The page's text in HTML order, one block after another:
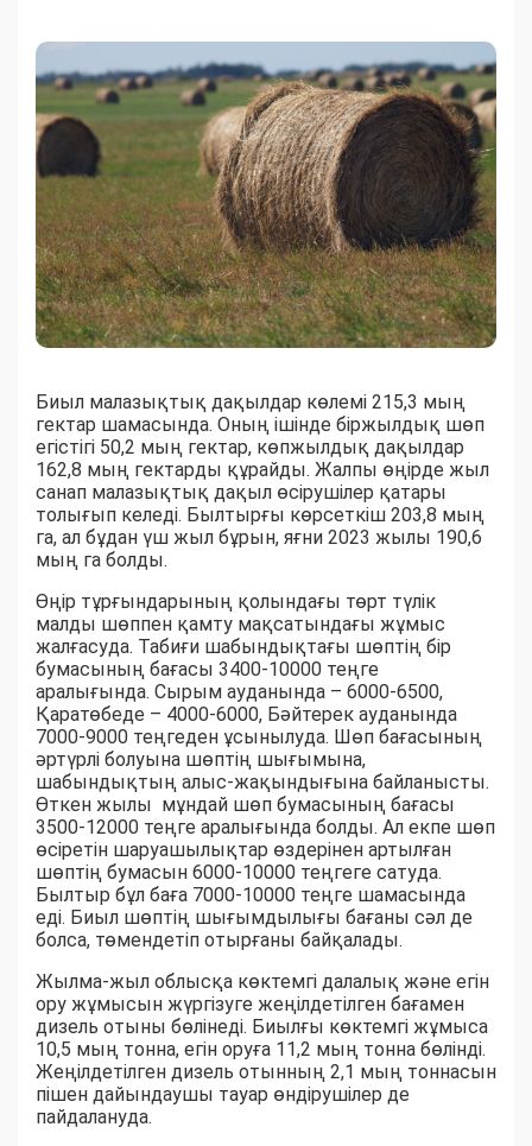
Биыл малазықтық дақылдар көлемі 215,3 мың
гектар шамасында. Оның ішінде біржылдық шөп
егістігі 50,2 мың гектар, көпжылдық дақылдар
162,8 мың гектарды құрайды. Жалпы өңірде жыл
санап малазықтық дақыл өсірушілер қатары
толығып келеді. Былтырғы көрсеткіш 203,8 мың
га, ал бұдан үш жыл бұрын, яғни 2023 жылы 190,6
мың га болды.
Өңір тұрғындарының қолындағы төрт түлік
малды шөппен қамту мақсатындағы жұмыс
жалғасуда. Табиғи шабындықтағы шөптің бір
бумасының бағасы 3400-10000 теңге
аралығында. Сырым ауданында – 6000-6500,
Қаратөбеде – 4000-6000, Бәйтерек ауданында
7000-9000 теңгеден ұсынылуда. Шөп бағасының
әртүрлі болуына шөптің шығымына,
шабындықтың алыс-жақындығына байланысты.
Өткен жылы мұндай шөп бумасының бағасы
3500-12000 теңге аралығында болды. Ал екпе шөп
өсіретін шаруашылықтар өздерінен артылған
шөптің бумасын 6000-10000 теңгеге сатуда.
Былтыр бұл баға 7000-10000 теңге шамасында
еді. Биыл шөптің шығымдылығы бағаны сәл де
болса, төмендетіп отырғаны байқалады.
Жылма-жыл облысқа көктемгі далалық және егін
ору жұмысын жүргізуге жеңілдетілген бағамен
дизель отыны бөлінеді. Биылғы көктемгі жұмыса
10,5 мың тонна, егін оруға 11,2 мың тонна бөлінді.
Жеңілдетілген дизель отынның 2,1 мың тоннасын
пішен дайындаушы тауар өндірушілер де
пайдалануда.